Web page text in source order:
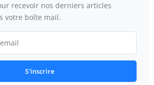
recevoir nos derniers articles
votre boîte mail.
S'inscrire